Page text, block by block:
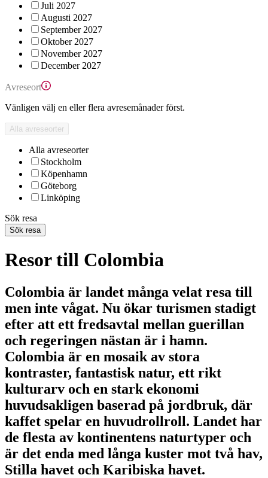
Juli 2027
Augusti 2027
September 2027
Oktober 2027
November 2027
December 2027
Avreseort
Vänligen välj en eller flera avresemånader först.
Alla avreseorter
Alla avreseorter
Stockholm
Köpenhamn
Göteborg
Linköping
Sök resa
Sök resa
Resor till Colombia
Colombia är landet många velat resa till
men inte vågat. Nu ökar turismen stadigt
efter att ett fredsavtal mellan guerillan
och regeringen nästan är i hamn.
Colombia är en mosaik av stora
kontraster, fantastisk natur, ett rikt
kulturarv och en stark ekonomi
huvudsakligen baserad på jordbruk, där
kaffet spelar en huvudrollroll. Landet har
de flesta av kontinentens naturtyper och
är det enda med långa kuster mot två hav,
Stilla havet och Karibiska havet.